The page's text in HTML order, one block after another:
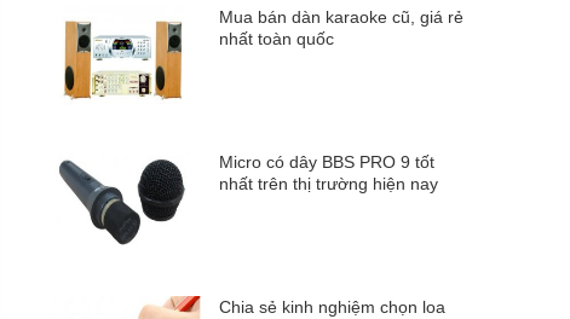
Mua bán dàn karaoke cũ, giá rẻ
nhất toàn quốc
Micro có dây BBS PRO 9 tốt
nhất trên thị trường hiện nay
Chia sẻ kinh nghiệm chọn loa